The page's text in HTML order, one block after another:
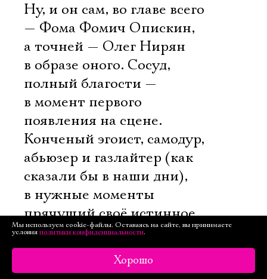
Ну, и он сам, во главе всего
— Фома Фомич Опискин,
а точней — Олег Нирян
в образе оного. Сосуд,
полный благости —
в момент первого
появления на сцене.
Конченый эгоист, самодур,
абьюзер и газлайтер (как
сказали бы в наши дни),
в нужные моменты
прячущий своё истинное
лицо под маской кротости
и смирения, — по сути
своей. Псевдосвятоша,
Мы используем cookie-файлы. Оставаясь на сайте, вы принимаете
условия политики конфиденциальности.
Хорошо